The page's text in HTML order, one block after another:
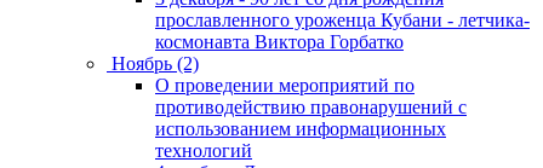
прославленного уроженца Кубани - летчика-
космонавта Виктора Горбатко
Ноябрь (2)
О проведении мероприятий по
противодействию правонарушений с
использованием информационных
технологий